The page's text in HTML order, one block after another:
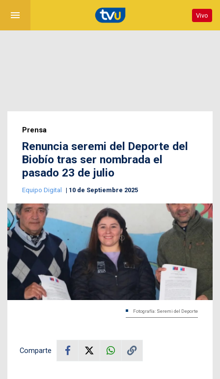
menu Vivo
Prensa
Renuncia seremi del Deporte del
Biobío tras ser nombrada el
pasado 23 de julio
Equipo Digital 10 de Septiembre 2025
Fotografía: Seremi del Deporte
Comparte